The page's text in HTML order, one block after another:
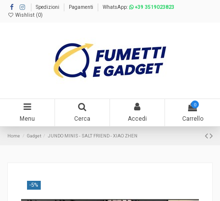
Spedizioni Pagamenti WhatsApp:
+39 3519023823
Wishlist (0)
Menu Cerca Accedi
0
Carrello
Home Gadget JUNDO MINIS - SALT FRIEND - XIAO ZHEN
-5%